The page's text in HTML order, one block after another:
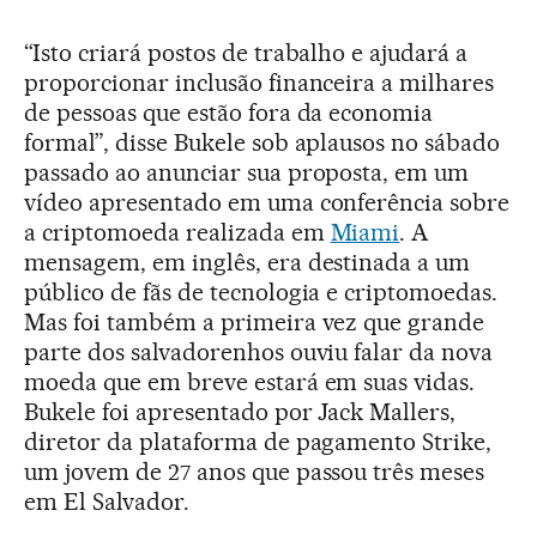
“Isto criará postos de trabalho e ajudará a
proporcionar inclusão financeira a milhares
de pessoas que estão fora da economia
formal”, disse Bukele sob aplausos no sábado
passado ao anunciar sua proposta, em um
vídeo apresentado em uma conferência sobre
a criptomoeda realizada em Miami. A
mensagem, em inglês, era destinada a um
público de fãs de tecnologia e criptomoedas.
Mas foi também a primeira vez que grande
parte dos salvadorenhos ouviu falar da nova
moeda que em breve estará em suas vidas.
Bukele foi apresentado por Jack Mallers,
diretor da plataforma de pagamento Strike,
um jovem de 27 anos que passou três meses
em El Salvador.